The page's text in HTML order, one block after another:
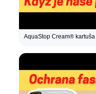
AquaStop Cream® kartuša